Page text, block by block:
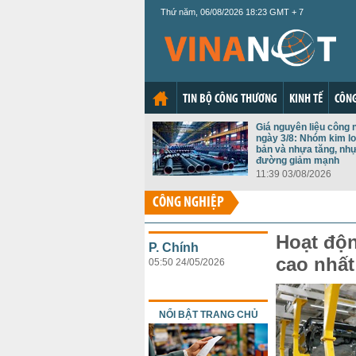
Thứ năm, 06/08/2026 18:23 GMT + 7
TIN BỘ CÔNG THƯƠNG KINH TẾ
Giá nguyên liệu công
ngày 3/8: Nhóm kim
bản và nhựa tăng,
đường giảm mạnh
11:39 03/08/2026
CÔNG NGHIỆP
Hoạt
cao
P. Chính
05:50 24/05/2026
NỔI BẬT TRANG CHỦ